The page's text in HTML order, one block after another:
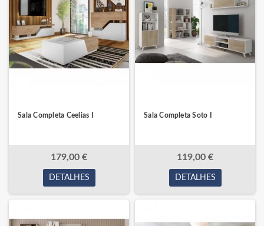
Sala Completa Ceelias I
179,00 €
DETALHES
Sala Completa Soto I
119,00 €
DETALHES